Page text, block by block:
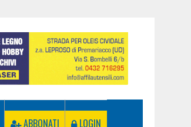
ABBONATI LOGIN